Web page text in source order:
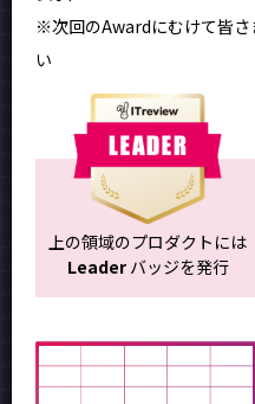
※次回のAwardにむけて皆さ
い
上の領域のプロダクトには
Leaderバッジを発行